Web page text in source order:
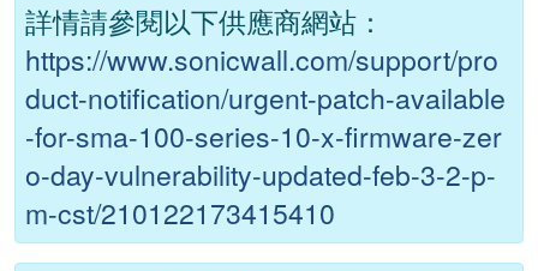
詳情請參閱以下供應商網站：
https://www.sonicwall.com/support/pro
duct-notification/urgent-patch-available
-for-sma-100-series-10-x-firmware-zer
o-day-vulnerability-updated-feb-3-2-p-
m-cst/210122173415410